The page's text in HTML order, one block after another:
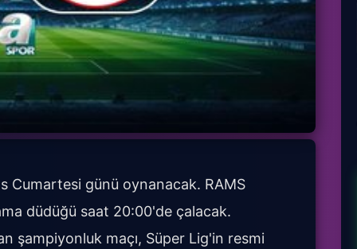
Cumartesi günü oynanacak. RAMS
düdüğü saat 20:00'de çalacak.
şampiyonluk maçı, Süper Lig'in resmi